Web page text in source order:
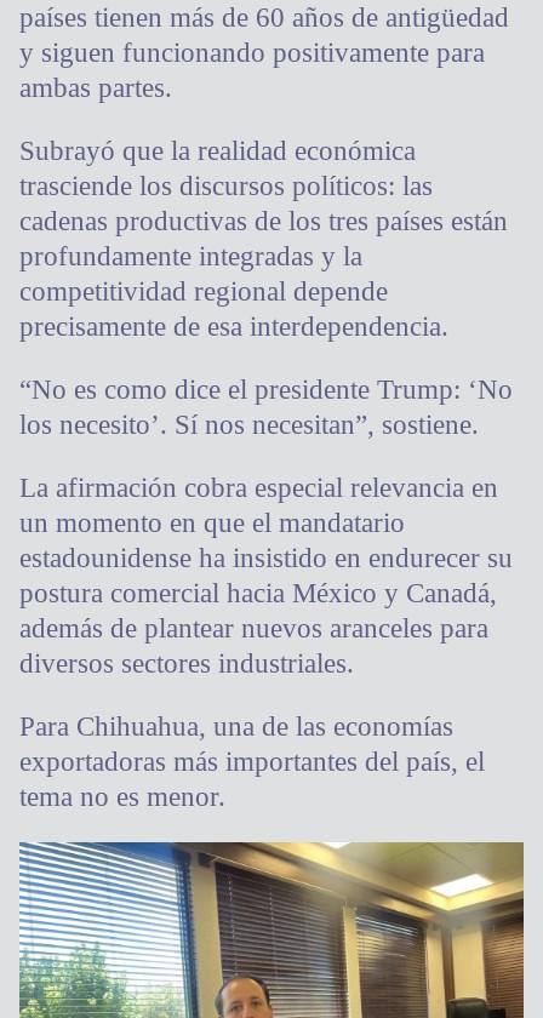
países tienen más de 60 años de antigüedad
y siguen funcionando positivamente para
ambas partes.
Subrayó que la realidad económica
trasciende los discursos políticos: las
cadenas productivas de los tres países están
profundamente integradas y la
competitividad regional depende
precisamente de esa interdependencia.
“No es como dice el presidente Trump: ‘No
los necesito’. Sí nos necesitan”, sostiene.
La afirmación cobra especial relevancia en
un momento en que el mandatario
estadounidense ha insistido en endurecer su
postura comercial hacia México y Canadá,
además de plantear nuevos aranceles para
diversos sectores industriales.
Para Chihuahua, una de las economías
exportadoras más importantes del país, el
tema no es menor.